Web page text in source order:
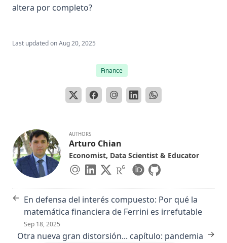
altera por completo?
Last updated onAug 20, 2025
Finance
AUTHORS
Arturo Chian
Economist, Data Scientist & Educator
← En defensa del interés compuesto: Por qué la
matemática financiera de Ferrini es irrefutable
Sep 18, 2025
Otra nueva gran distorsión... capítulo: pandemia →